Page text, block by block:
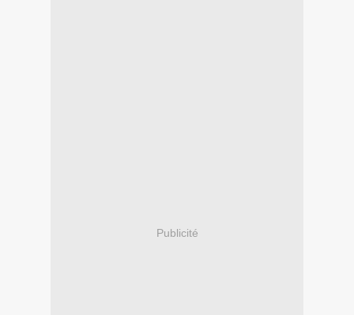
Publicité